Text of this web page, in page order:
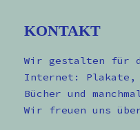
KONTAKT
Wir gestalten für
Internet: Plakate,
Bücher und
Wir freuen uns